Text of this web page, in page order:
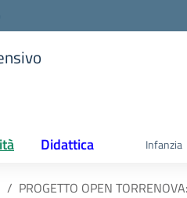
Didattica Infanzia
PROGETTO OPEN